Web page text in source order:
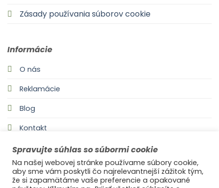
Zásady používania súborov cookie
Informácie
O nás
Reklamácie
Blog
Kontakt
Spravujte súhlas so súbormi cookie
Na našej webovej stránke používame súbory cookie,
aby sme vám poskytli čo najrelevantnejší zážitok tým,
že si zapamätáme vaše preferencie a opakované